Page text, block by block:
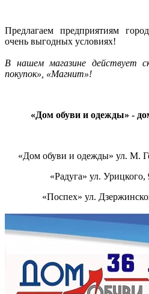
Предлагаем предприятиям
очень выгодных условиях!
В нашем магазине действует
покупок», «Магнит»!
«Дом обуви и одежды» -
«Дом обуви и одежды» ул. М.
«Радуга» ул. Урицкого,
«Поспех» ул.